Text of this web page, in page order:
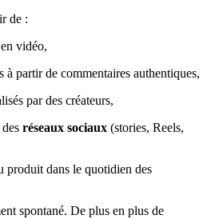
de :
vidéo,
à partir de commentaires authentiques,
par des créateurs,
réseaux sociaux (stories, Reels,
produit dans le quotidien des
spontané. De plus en plus de